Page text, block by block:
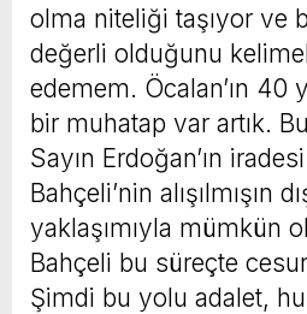
olma niteliği taşıyor ve
değerli olduğunu
edemem. Öcalan’ın 40
bir muhatap var artık.
Sayın Erdoğan’ın
Bahçeli’nin alışılmışın
yaklaşımıyla mümkün
Bahçeli bu süreçte cesur
Şimdi bu yolu adalet,